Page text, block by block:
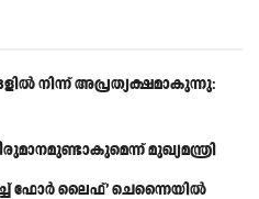
നിന്ന് അപ്രത്യക്ഷമാകുന്നു:
മുഖ്യമന്ത്രി
ഫോർ ലൈഫ്’ ചെന്നൈയിൽ